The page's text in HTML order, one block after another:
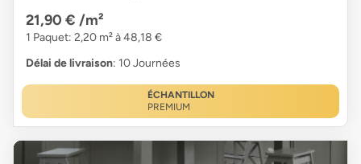
21,90 € /m²
1 Paquet: 2,20 m² à 48,18 €
Délai de livraison: 10 Journées
ÉCHANTILLON
PREMIUM